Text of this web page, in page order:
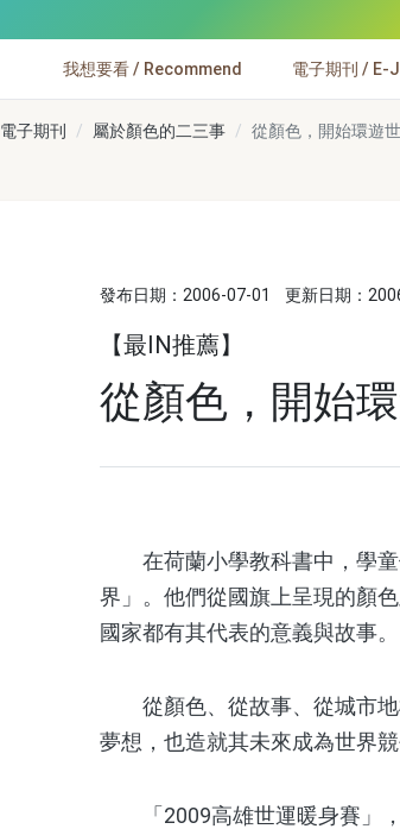
我想要看 / Recommend 電子期刊 / E-
電子期刊 屬於顏色的二三事 從顏色，開始環遊
發布日期：2006-07-01 更新日期：
【最IN推薦】
從顏色，開始
在荷蘭小學教科書中，學童
界」。他們從國旗上呈現的顏
國家都有其代表的意義與故事。
從顏色、從故事、從城市地
夢想，也造就其未來成為世界
「2009高雄世運暖身賽」，